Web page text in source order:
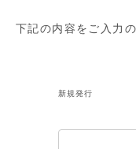
下記の内容をご入力
新規発行